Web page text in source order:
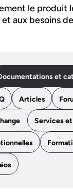
le produit
aux besoins
et
Articles
Services